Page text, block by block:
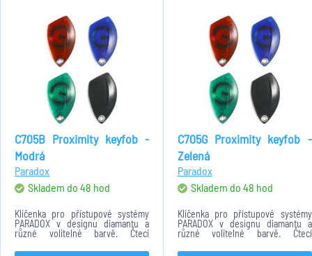
C705B Proximity keyfob -
Modrá
Paradox
Skladem do 48 hod
Klíčenka pro přístupové systémy
PARADOX v designu diamantu a
různé volitelné barvě. Čtecí
C705G Proximity keyfob -
Zelená
Paradox
Skladem do 48 hod
Klíčenka pro přístupové systémy
PARADOX v designu diamantu a
různé volitelné barvě. Čtecí